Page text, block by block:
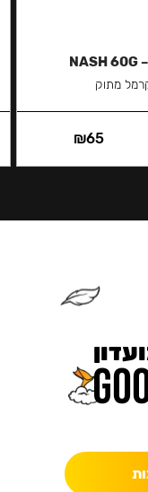
NASH 60G
מתוק
₪65